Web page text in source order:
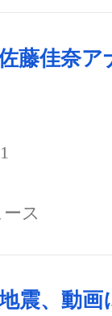
藤佳奈ア
ス
震、動画